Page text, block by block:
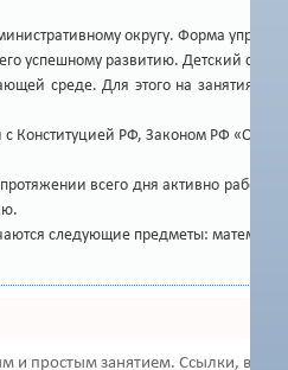
округу. Форма
развитию. Детский
среде. Для этого на занятиях
Конституцией РФ, Законом РФ
всего дня активно
следующие предметы:
и простым занятием. Ссылки,